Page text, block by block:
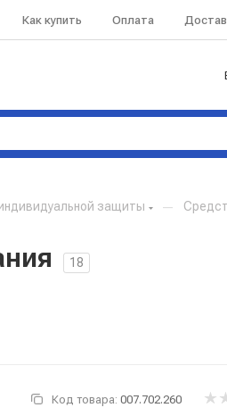
Как купить Оплата
защиты —
18
Код товара: 007.702.260